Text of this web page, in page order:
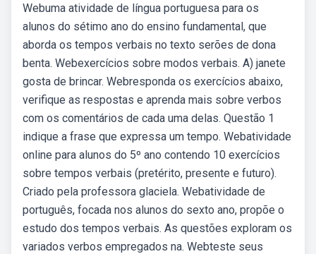
Webuma atividade de língua portuguesa para os
alunos do sétimo ano do ensino fundamental, que
aborda os tempos verbais no texto serões de dona
benta. Webexercícios sobre modos verbais. A) janete
gosta de brincar. Webresponda os exercícios abaixo,
verifique as respostas e aprenda mais sobre verbos
com os comentários de cada uma delas. Questão 1
indique a frase que expressa um tempo. Webatividade
online para alunos do 5º ano contendo 10 exercícios
sobre tempos verbais (pretérito, presente e futuro).
Criado pela professora glaciela. Webatividade de
português, focada nos alunos do sexto ano, propõe o
estudo dos tempos verbais. As questões exploram os
variados verbos empregados na. Webteste seus